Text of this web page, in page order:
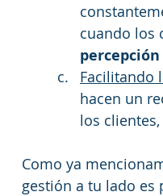
cuando los
Facilitando
hacen un
los
Como ya
gestión a tu lado